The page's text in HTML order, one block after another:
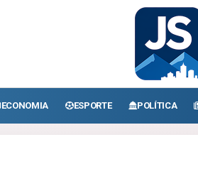
ECONOMIA ESPORTE POLÍTICA